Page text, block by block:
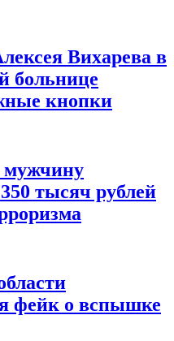
Вихарева в
больнице
кнопки
мужчину
тысяч рублей
фейк о вспышке